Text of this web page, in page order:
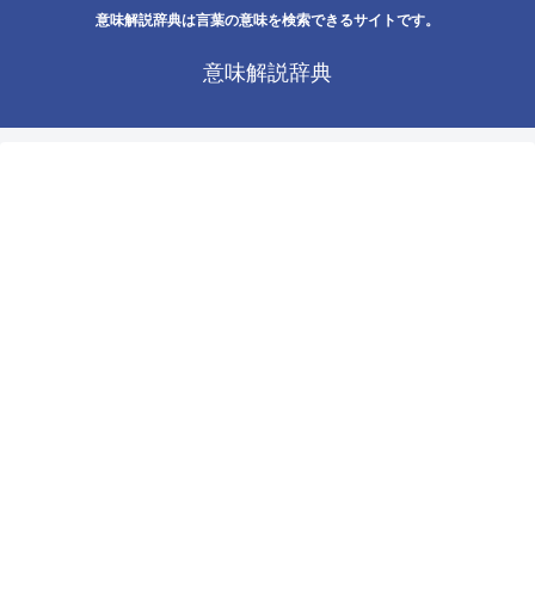
意味解説辞典は言葉の意味を検索できるサイトです。
意味解説辞典